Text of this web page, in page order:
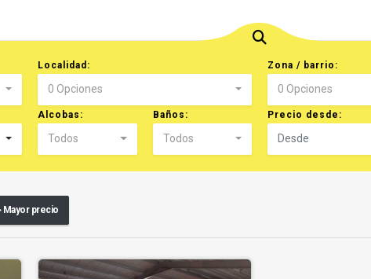
Localidad:
0 Opciones
Zona / barrio:
0 Opciones
Alcobas:
Todos
Baños:
Todos
Precio desde:
Mayor precio